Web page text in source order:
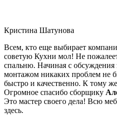
Кристина Шатунова
Всем, кто еще выбирает
советую Кухни мол! Не
спальню. Начиная с обсуждения
монтажом никаких проблем не
быстро и качественно. К тому
Огромное спасибо сборщику
Это мастер своего дела! Всю
здесь.